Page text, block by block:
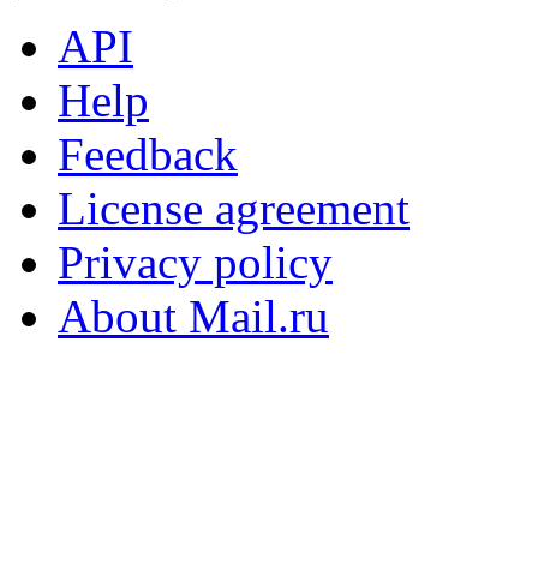
API
Help
Feedback
License agreement
Privacy policy
About Mail.ru